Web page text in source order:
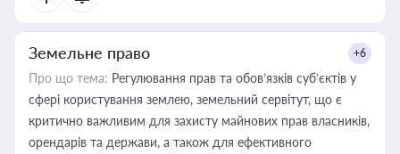
Земельне право +6
Про що тема: Регулювання прав та обов’язків суб’єктів у
сфері користування землею, земельний сервітут, що є
критично важливим для захисту майнових прав власників,
орендарів та держави, а також для ефективного